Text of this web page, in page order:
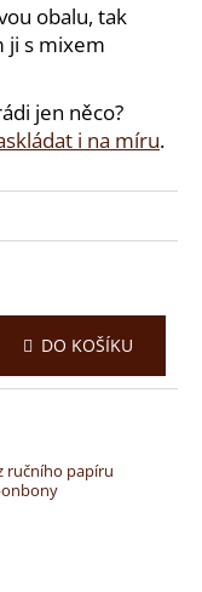
obalu, tak
ji s mixem
jen něco?
i na míru.
DO KOŠÍKU
ručního papíru